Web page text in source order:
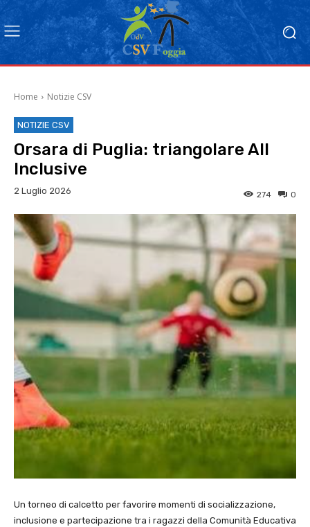
Home Notizie CSV
NOTIZIE CSV
Orsara di Puglia: triangolare All
Inclusive
2 Luglio 2026 0
274
Un torneo di calcetto per favorire momenti di socializzazione,
inclusione e partecipazione tra i ragazzi della Comunità Educativa